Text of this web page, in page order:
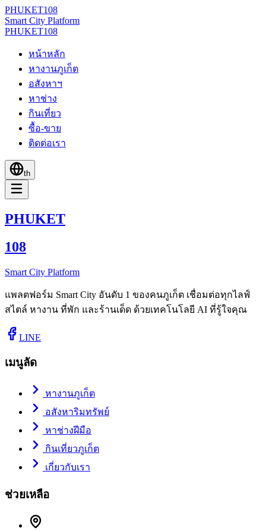
PHUKET108
Smart City Platform
PHUKET108
หน้าหลัก
หางานภูเก็ต
อสังหาฯ
หาช่าง
กินเที่ยว
ซื้อ-ขาย
ติดต่อเรา
th
PHUKET
108
Smart City Platform
แพลตฟอร์ม Smart City อันดับ 1 ของคนภูเก็ต เชื่อมต่อทุกไลฟ์
สไตล์ หางาน ที่พัก และร้านเด็ด ด้วยเทคโนโลยี AI ที่รู้ใจคุณ
LINE
เมนูลัด
หางานภูเก็ต
อสังหาริมทรัพย์
หาช่างฝีมือ
กินเที่ยวภูเก็ต
เกี่ยวกับเรา
ช่วยเหลือ